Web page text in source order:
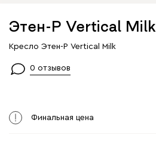
Этен-Р Vertical Milk
Кресло Этен-Р Vertical Milk
0 отзывов
Финальная цена